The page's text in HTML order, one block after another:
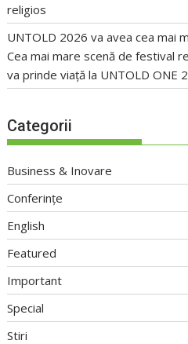
religios
UNTOLD 2026 va avea cea mai
Cea mai mare scenă de festival
va prinde viață la UNTOLD ONE
Categorii
Business & Inovare
Conferințe
English
Featured
Important
Special
Stiri